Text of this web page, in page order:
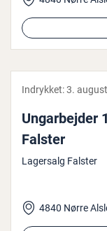
Indrykket:3.
Un­g­ar­bej­der
Falster
Lagersalg Falster
4840 Nørre